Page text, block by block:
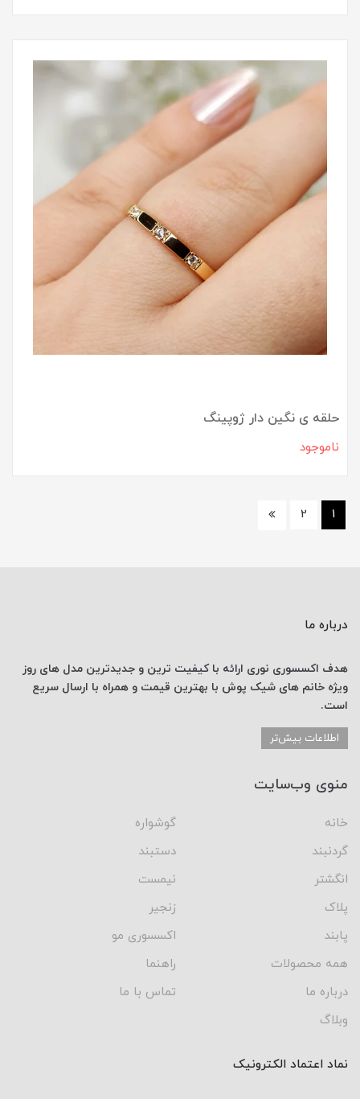
حلقه ی نگین دار ژوپینگ
ناموجود
1
2
درباره ما
هدف اکسسوری نوری ارائه با کیفیت ترین و جدیدترین مدل های روز
ویژه خانم های شیک پوش با بهترین قیمت و همراه با ارسال سریع
است.
اطلاعات بیش‌تر
منوی وب‌سایت
خانه
گوشواره
گردنبند
دستبند
انگشتر
نیمست
پلاک
زنجیر
پابند
اکسسوری مو
همه محصولات
راهنما
درباره ما
تماس با ما
وبلاگ
نماد اعتماد الکترونیک